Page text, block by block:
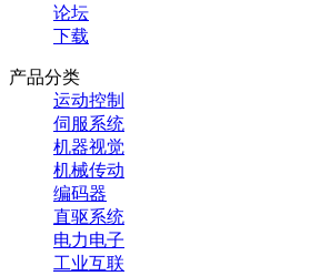
论坛
下载
产品分类
运动控制
伺服系统
机器视觉
机械传动
编码器
直驱系统
电力电子
工业互联